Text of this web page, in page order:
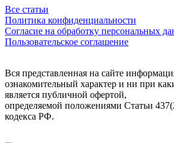
Все статьи
Политика конфиденциальности
Согласие на обработку персональных
Пользовательское соглашение
Вся представленная на сайте
ознакомительный характер и ни при
является публичной офертой,
определяемой положениями Статьи
кодекса РФ.